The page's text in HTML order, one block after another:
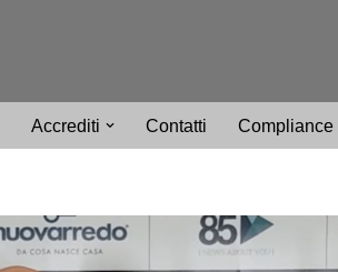
Accrediti Contatti Compliance